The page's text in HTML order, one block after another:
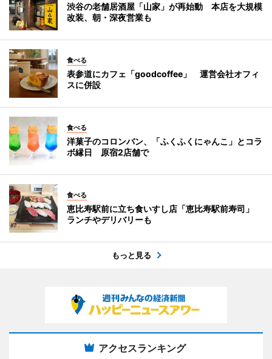
渋谷の老舗居酒屋「山家」が再始動 本店を大規模
改装、朝・深夜営業も
食べる
表参道にカフェ「goodcoffee」 運営会社オフィ
スに併設
食べる
洋菓子のコロンバン、「ふくふくにゃんこ」とコラ
ボ縁日 原宿2店舗で
食べる
恵比寿駅前に立ち食いすし店「恵比寿駅前寿司」
ランチやデリバリーも
もっと見る
アクセスランキング